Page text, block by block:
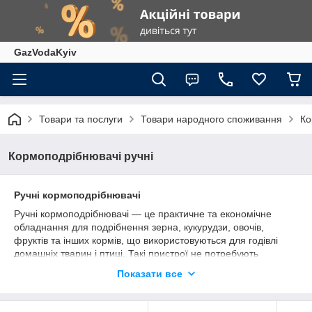
GazVodaKyiv
Товари та послуги Товари народного споживання
Кормоподрібнювачі ручні
Ручні кормоподрібнювачі
Ручні кормоподрібнювачі — це практичне та економічне
обладнання для подрібнення зерна, кукурудзи, овочів,
фруктів та інших кормів, що використовуються для годівлі
домашніх тварин і птиці. Такі пристрої не потребують
зручними для використання в приватних господарствах, на
Показати все